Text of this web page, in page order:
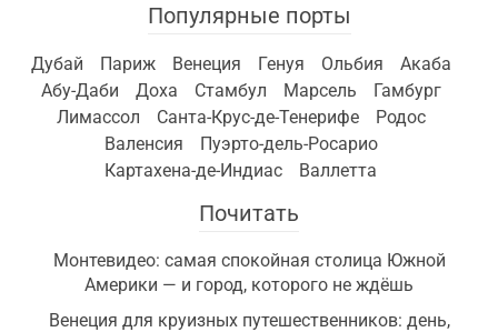
Популярные порты
Дубай Париж Венеция Генуя Ольбия
Акаба
Абу-Даби
Доха Стамбул Марсель
Гамбург
Лимассол
Санта-Крус-де-Тенерифе
Родос
Валенсия
Пуэрто-дель-Росарио
Картахена-де-Индиас
Валлетта
Почитать
Монтевидео: самая спокойная столица Южной
Америки — и город, которого не ждёшь
Венеция для круизных путешественников: день,